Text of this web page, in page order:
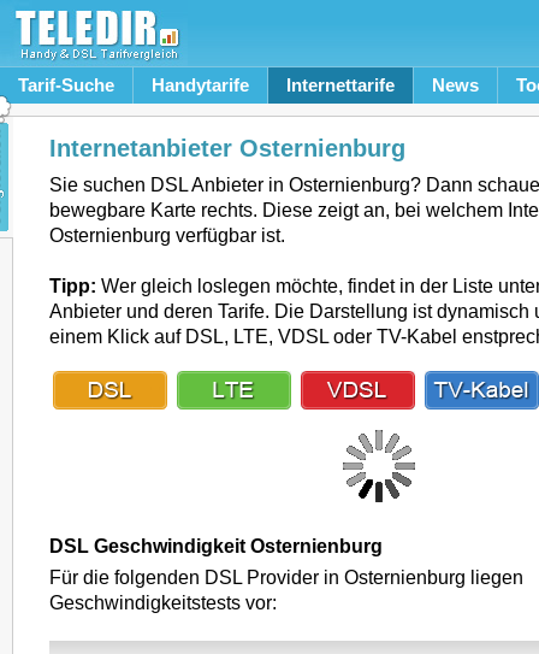
Tarif-Suche Handytarife Internettarife News
Internetanbieter Osternienburg
Sie suchen DSL Anbieter in Osternienburg? Dann
bewegbare Karte rechts. Diese zeigt an, bei welchem
Osternienburg verfügbar ist.
Tipp: Wer gleich loslegen möchte, findet in der Liste
Anbieter und deren Tarife. Die Darstellung ist dynamisch
einem Klick auf DSL, LTE, VDSL oder TV-Kabel
DSL Geschwindigkeit Osternienburg
Für die folgenden DSL Provider in Osternienburg liegen
Geschwindigkeitstests vor: